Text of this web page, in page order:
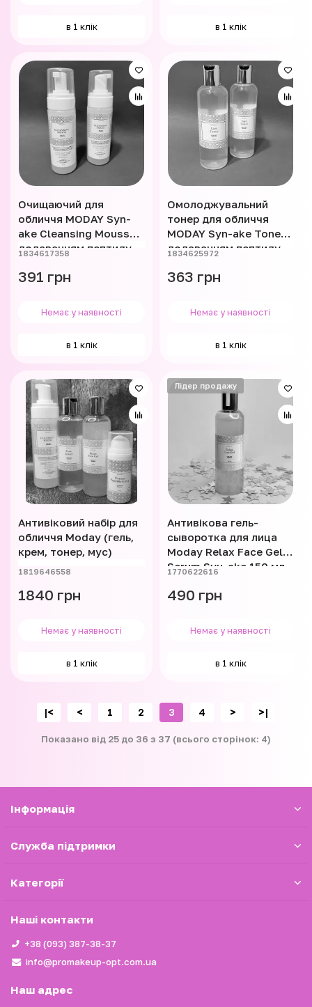
в 1 клік в 1 клік
Очищаючий для
обличчя MODAY Syn-
ake Cleansing Mousse з
додаванням пептиду
1834617358
391 грн
Немає у наявності
в 1 клік
Омолоджувальний
тонер для обличчя
MODAY Syn-ake Toner з
додаванням пептиду
1834625972
363 грн
Немає у наявності
в 1 клік
Антивіковий набір для
обличчя Moday (гель,
крем, тонер, мус)
1819646558
1840 грн
Немає у наявності
в 1 клік
Лідер продажу
Антивікова гель-
сыворотка для лица
Moday Relax Face Gel
Serum Syu-ake 150 мл
1770622616
490 грн
Немає у наявності
в 1 клік
|< < 1 2 3 4 > >|
Показано від 25 до 36 з 37 (всього сторінок: 4)
Iнформація
Служба підтримки
Категорії
Наші контакти
+38 (093) 387-38-37
info@promakeup-opt.com.ua
Наш адрес